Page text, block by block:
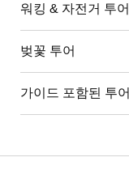
워킹 & 자전거 투어
벚꽃 투어
가이드 포함된 투어